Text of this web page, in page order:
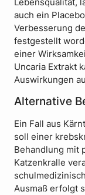
Lebensqualität,
auch ein
Verbesserung
festgestellt
einer
Uncaria Extrakt
Auswirkungen
Alternative
Ein Fall aus
soll einer
Behandlung mit
Katzenkralle
Ausmaß erfolgt